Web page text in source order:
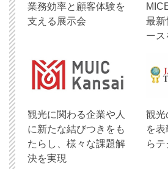
業務効率と顧客体験を
支える展示会
最新
ース
観光に関わる企業や人
に新たな結びつきをも
たらし、様々な課題解
決を実現
観光
を
ら